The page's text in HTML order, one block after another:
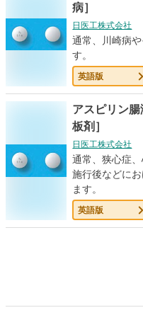
索
件
病］
日医工株式会社
通常、川崎病
す。
英語版
アスピリン
板剤］
日医工株式会社
通常、狭心症
施行後などに
ます。
英語版